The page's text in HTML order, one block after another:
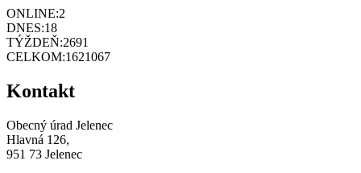
ONLINE:2
DNES:18
TÝŽDEŇ:2691
CELKOM:1621067
Kontakt
Obecný úrad Jelenec
Hlavná 126,
951 73 Jelenec